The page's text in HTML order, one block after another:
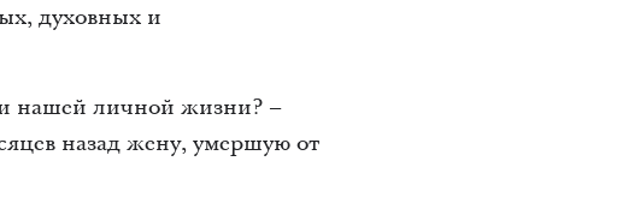
духовных и
нашей личной жизни? –
назад жену, умершую от